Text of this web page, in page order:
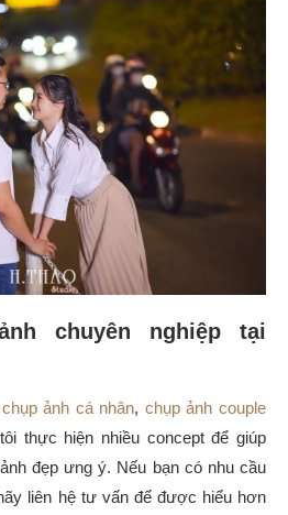
chuyên nghiệp tại
chụp ảnh cá nhân, chụp ảnh couple
thực hiện nhiều concept để giúp
đẹp ưng ý. Nếu bạn có nhu cầu
liên hệ tư vấn để được hiểu hơn